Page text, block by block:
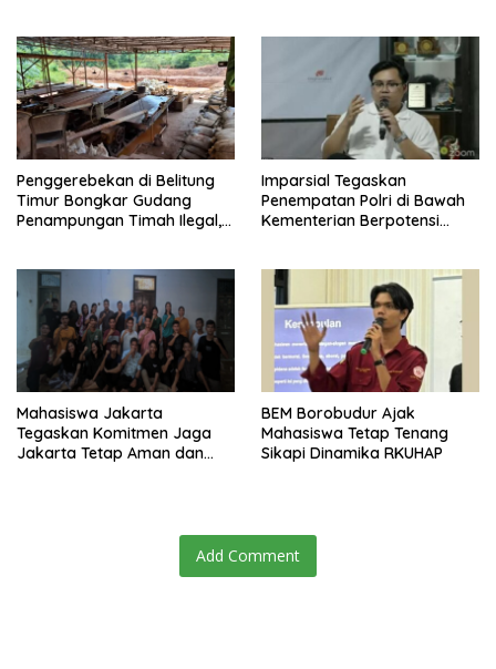
Penggerebekan di Belitung
Timur Bongkar Gudang
Penampungan Timah Ilegal,
Imparsial Tegaskan
Penempatan Polri di Bawah
Kementerian Berpotensi
Substansial
Mahasiswa Jakarta
Tegaskan Komitmen Jaga
Jakarta Tetap Aman dan
BEM Borobudur Ajak
Mahasiswa Tetap Tenang
Sikapi Dinamika RKUHAP
Add Comment